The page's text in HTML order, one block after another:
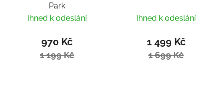
Park
Ihned k odeslání
970 Kč
1 199 Kč
Ihned k odeslání
1 499 Kč
1 699 Kč